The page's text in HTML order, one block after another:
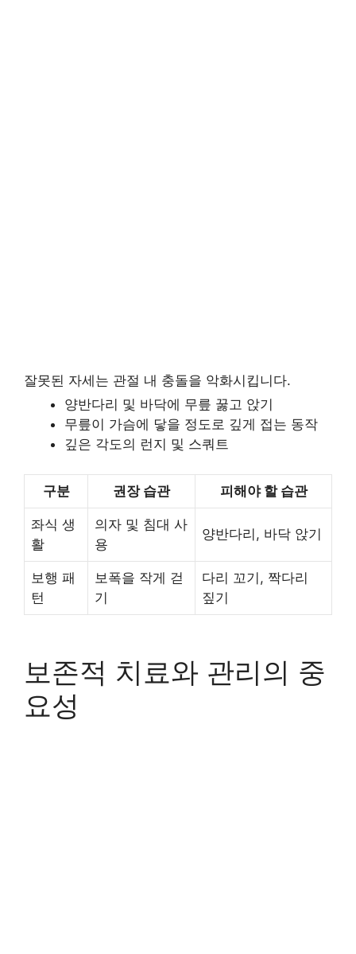
잘못된 자세는 관절 내 충돌을 악화시킵니다.
양반다리 및 바닥에 무릎 꿇고 앉기
무릎이 가슴에 닿을 정도로 깊게 접는 동작
깊은 각도의 런지 및 스쿼트
구분 권장 습관 피해야 할 습관
좌식 생
활
의자 및 침대 사
용
양반다리, 바닥 앉기
보행 패
턴
보폭을 작게 걷
기
다리 꼬기, 짝다리
짚기
보존적 치료와 관리의 중
요성